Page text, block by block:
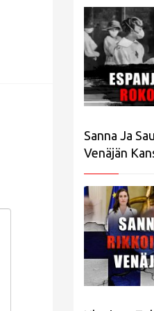
Sanna Ja
Venäjän